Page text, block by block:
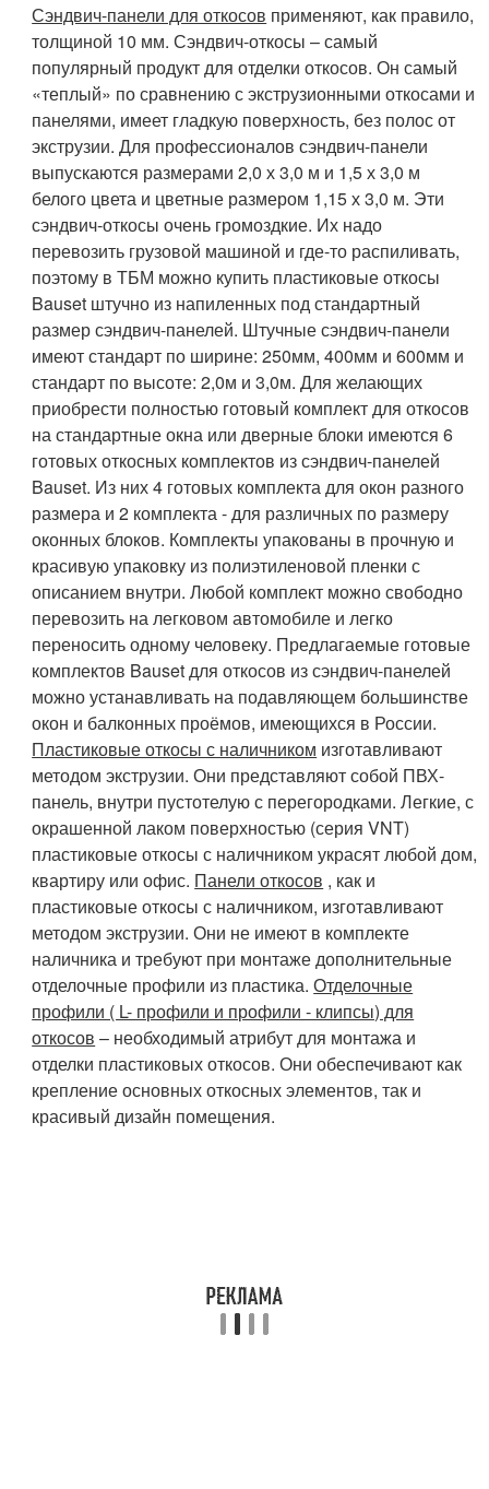
Сэндвич-панели для откосов применяют, как правило,
толщиной 10 мм. Сэндвич-откосы – самый
популярный продукт для отделки откосов. Он самый
«теплый» по сравнению с экструзионными откосами и
панелями, имеет гладкую поверхность, без полос от
экструзии. Для профессионалов сэндвич-панели
выпускаются размерами 2,0 х 3,0 м и 1,5 х 3,0 м
белого цвета и цветные размером 1,15 х 3,0 м. Эти
сэндвич-откосы очень громоздкие. Их надо
перевозить грузовой машиной и где-то распиливать,
поэтому в ТБМ можно купить пластиковые откосы
Bauset штучно из напиленных под стандартный
размер сэндвич-панелей. Штучные сэндвич-панели
имеют стандарт по ширине: 250мм, 400мм и 600мм и
стандарт по высоте: 2,0м и 3,0м. Для желающих
приобрести полностью готовый комплект для откосов
на стандартные окна или дверные блоки имеются 6
готовых откосных комплектов из сэндвич-панелей
Bauset. Из них 4 готовых комплекта для окон разного
размера и 2 комплекта - для различных по размеру
оконных блоков. Комплекты упакованы в прочную и
красивую упаковку из полиэтиленовой пленки с
описанием внутри. Любой комплект можно свободно
перевозить на легковом автомобиле и легко
переносить одному человеку. Предлагаемые готовые
комплектов Bauset для откосов из сэндвич-панелей
можно устанавливать на подавляющем большинстве
окон и балконных проёмов, имеющихся в России.
Пластиковые откосы с наличником изготавливают
методом экструзии. Они представляют собой ПВХ-
панель, внутри пустотелую с перегородками. Легкие, с
окрашенной лаком поверхностью (серия VNT)
пластиковые откосы с наличником украсят любой дом,
квартиру или офис. Панели откосов , как и
пластиковые откосы с наличником, изготавливают
методом экструзии. Они не имеют в комплекте
наличника и требуют при монтаже дополнительные
отделочные профили из пластика.Отделочные
профили ( L- профили и профили - клипсы) для
откосов – необходимый атрибут для монтажа и
отделки пластиковых откосов. Они обеспечивают как
крепление основных откосных элементов, так и
красивый дизайн помещения.